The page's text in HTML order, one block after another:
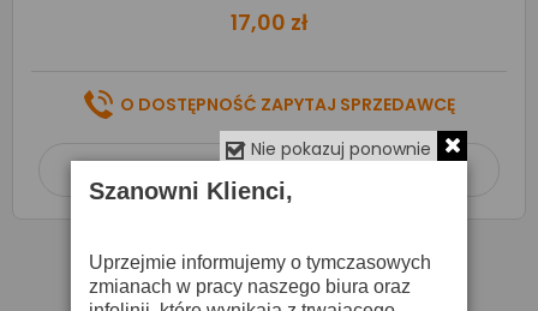
17,00 zł
O DOSTĘPNOŚĆ ZAPYTAJ SPRZEDAWCĘ
Nie pokazuj ponownie
Szanowni Klienci,
Uprzejmie informujemy o tymczasowych
zmianach w pracy naszego biura oraz